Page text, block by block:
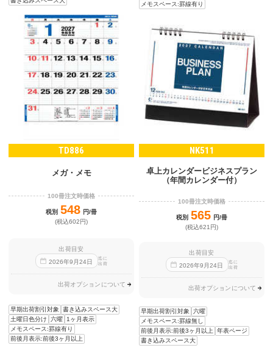
メモスペース:罫線有り
TD886
メガ・メモ
100冊注文時価格
税別 548 円/冊
(税込602円)
出荷目安
2026年9 月24日
迄に
出荷
出荷オプションについて
早期出荷割引対象
書き込みスペース大
土曜日色分け
六曜
1ヶ月表示
メモスペース:罫線有り
前後月表示:前後3ヶ月以上
NK511
卓上カレンダービジネスプラン
（年間カレンダー付）
100冊注文時価格
税別 565 円/冊
(税込621円)
出荷目安
2026年9 月24日
迄に
出荷
出荷オプションについて
早期出荷割引対象
六曜
メモスペース:罫線無し
前後月表示:前後3ヶ月以上
年表ページ
書き込みスペース大